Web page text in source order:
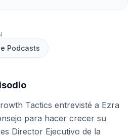
Podcasts
Tactics entrevisté a Ezra
para hacer crecer su
Director Ejecutivo de la